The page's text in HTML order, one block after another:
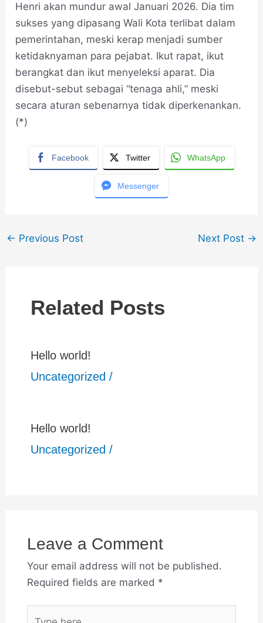
Henri akan mundur awal Januari 2026. Dia tim
sukses yang dipasang Wali Kota terlibat dalam
pemerintahan, meski kerap menjadi sumber
ketidaknyaman para pejabat. Ikut rapat, ikut
berangkat dan ikut menyeleksi aparat. Dia
disebut-sebut sebagai “tenaga ahli,” meski
secara aturan sebenarnya tidak diperkenankan.
(*)
Facebook Twitter WhatsApp
Messenger
← Previous Post Next Post →
Related Posts
Hello world!
Uncategorized /
Hello world!
Uncategorized /
Leave a Comment
Your email address will not be published.
Required fields are marked *